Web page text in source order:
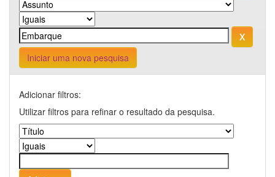
Iniciar uma nova pesquisa
Adicionar filtros:
Utilizar filtros para refinar o resultado da pesquisa.